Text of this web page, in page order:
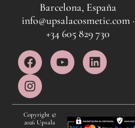
Barcelona, España
info@upsalacosmetic.com ·
+34 605 829 730
F
a
c
e
b
o
Y
o
u
b
L
i
e
d
I
n
s
t
a
g
Copyright ©
2026 Upsala